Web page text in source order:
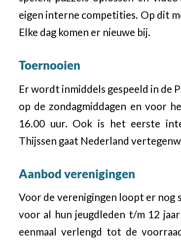
eigen interne competities. Op dit
Elke dag komen er nieuwe bij.
Toernooien
Er wordt inmiddels gespeeld in de
op de zondagmiddagen en voor
16.00 uur. Ook is het eerste
Thijssen gaat Nederland
Aanbod verenigingen
Voor de verenigingen loopt er nog
voor al hun jeugdleden t/m 12
eenmaal verlengd tot de